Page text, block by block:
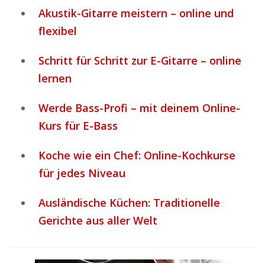
Akustik-Gitarre meistern – online und
flexibel
Schritt für Schritt zur E-Gitarre – online
lernen
Werde Bass-Profi – mit deinem Online-
Kurs für E-Bass
Koche wie ein Chef: Online-Kochkurse
für jedes Niveau
Ausländische Küchen: Traditionelle
Gerichte aus aller Welt